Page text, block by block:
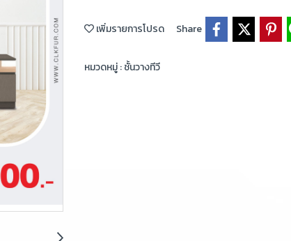
เพิ่มรายการโปรด Share
หมวดหมู่ :ชั้นวางทีวี